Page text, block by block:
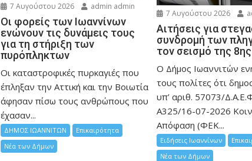
7 Αυγούστου 2026 admin admin
Οι φορείς των Ιωαννίνων
ενώνουν τις δυνάμεις τους
για τη στήριξη των
πυρόπληκτων
Οι καταστροφικές πυρκαγιές που
έπληξαν την Αττική και την Bοιωτία
άφησαν πίσω τους ανθρώπους που
έχασαν...
ΔΗΜΟΣ ΙΩΑΝΝΙΤΩΝ
Επικαιρότητα
Νέα των Δήμων
7 Αυγούστου 2026
Αιτήσεις για
συνδρομή των
τον σεισμό της
Ο Δήμος Ιωαννιτών
τους πολίτες ότι
υπ’ αριθ. 57073/
Α325/16-07-2026
Απόφαση (ΦΕΚ...
Ειδήσεις Ιωαννίνων
Νέα των Δήμων